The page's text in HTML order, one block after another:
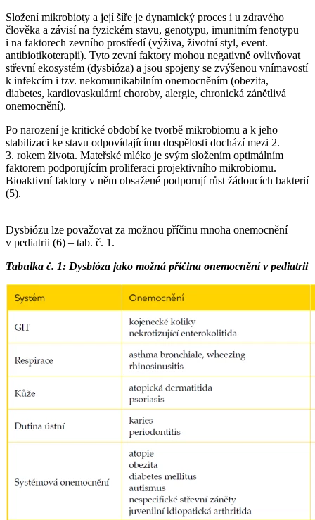
Složení mikrobioty a její šíře je dynamický proces i u zdravého
člověka a závisí na fyzickém stavu, genotypu, imunitním fenotypu
i na faktorech zevního prostředí (výživa, životní styl, event.
antibiotikoterapii). Tyto zevní faktory mohou negativně ovlivňovat
střevní ekosystém (dysbióza) a jsou spojeny se zvýšenou vnímavostí
k infekcím i tzv. nekomunikabilním onemocněním (obezita,
diabetes, kardiovaskulární choroby, alergie, chronická zánětlivá
onemocnění).
Po narození je kritické období ke tvorbě mikrobiomu a k jeho
stabilizaci ke stavu odpovídajícímu dospělosti dochází mezi 2.–
3. rokem života. Mateřské mléko je svým složením optimálním
faktorem podporujícím proliferaci projektivního mikrobiomu.
Bioaktivní faktory v něm obsažené podporují růst žádoucích bakterií
(5).
Dysbiózu lze považovat za možnou příčinu mnoha onemocnění
v pediatrii (6) –⁠ tab. č. 1.
Tabulka č. 1: Dysbióza jako možná příčina onemocnění v pediatrii